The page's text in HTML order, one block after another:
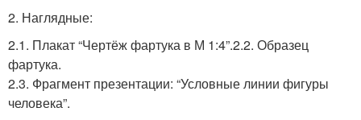
2. Наглядные:
2.1. Плакат “Чертёж фартука в М 1:4”.2.2. Образец
фартука.
2.3. Фрагмент презентации: “Условные линии фигуры
человека”.